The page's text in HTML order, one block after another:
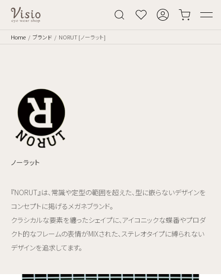
Home ブランド NORUT [ノーラット]
ノーラット
『NORUT』は、常識や定型の範囲を超えた、型に嵌らないデザインを
コンセプトに掲げるメガネブランド。
クラシカルな要素を纏ったシェイプに、アイコニックな蝶番やプロダ
クト的なフレームの表情がMIXされた、ステレオタイプに縛られない
デザインを追求してます。